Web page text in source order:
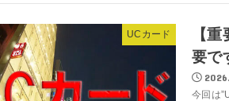
UCカード
【
要で
今回は